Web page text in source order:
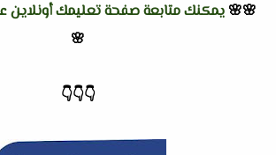
🌸🌸 يمكنك متابعة صفحة تعليمك أونلاين
🌸
👇
👇
👇